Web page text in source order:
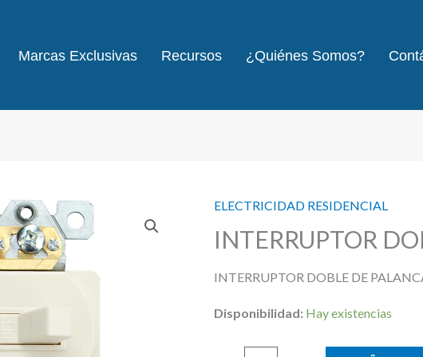
Marcas Exclusivas Recursos ¿Quiénes Somos?
ELECTRICIDAD RESIDENCIAL
INTERRUPTOR
INTERRUPTOR DOBLE DE
Disponibilidad: Hay existencias